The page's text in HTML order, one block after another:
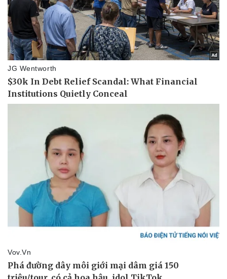
Pháp luật
Vụ án
Tin nóng
Quân sự - Quốc phòng
Vũ khí
Việt Nam
Phân tích